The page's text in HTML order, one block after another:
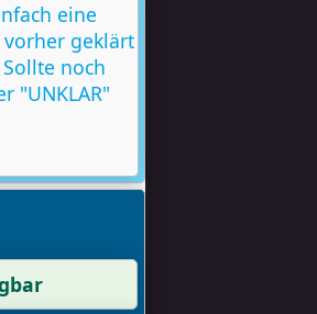
eine
geklärt
noch
"UNKLAR"